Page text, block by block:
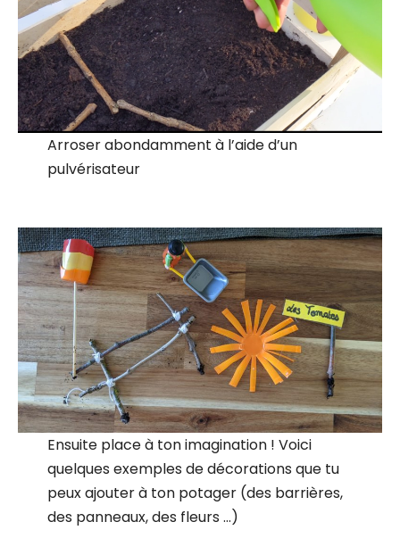
Arroser abondamment à l’aide d’un
pulvérisateur
Ensuite place à ton imagination ! Voici
quelques exemples de décorations que tu
peux ajouter à ton potager (des barrières,
des panneaux, des fleurs …)